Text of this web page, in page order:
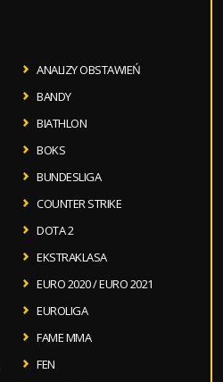
ANALIZY OBSTAWIEŃ
BANDY
BIATHLON
BOKS
BUNDESLIGA
COUNTER STRIKE
DOTA 2
EKSTRAKLASA
EURO 2020 / EURO 2021
EUROLIGA
FAME MMA
FEN